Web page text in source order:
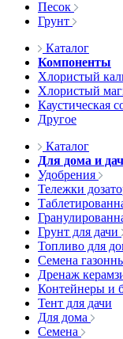
Песок
Грунт
Каталог
Компоненты
Хлористый
Хлористый
Каустическая
Другое
Каталог
Для дома и
Удобрения
Тележки
Грунт для дачи
Топливо для
Семена
Дренаж
Контейнеры и
Тент для дачи
Для дома
Семена